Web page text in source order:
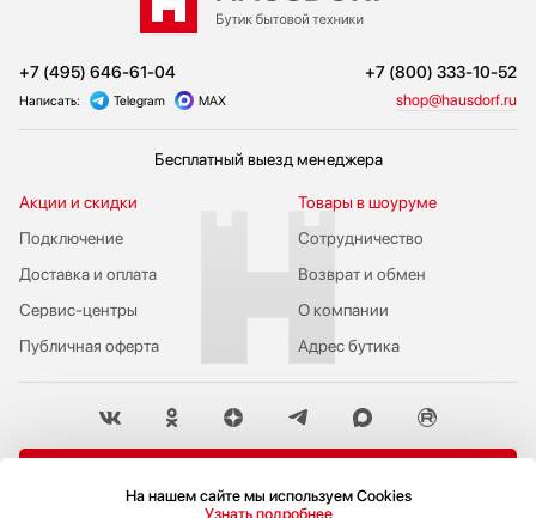
+7 (495) 646-61-04 +7 (800) 333-10-52
Написать: Telegram MAX shop@hausdorf.ru
Бесплатный выезд менеджера
Акции и скидки
Подключение
Публичная оферта
Сервис-центры
Доставка и оплата
Сотрудничество
Возврат и обмен
Товары в шоуруме
О компании
Адрес бутика
Политика конфиденциальности
На нашем сайте мы используем Cookies
Узнать подробнее